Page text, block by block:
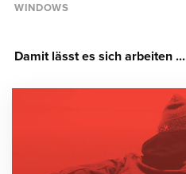
WINDOWS
Damit lässt es sich arbeiten ...